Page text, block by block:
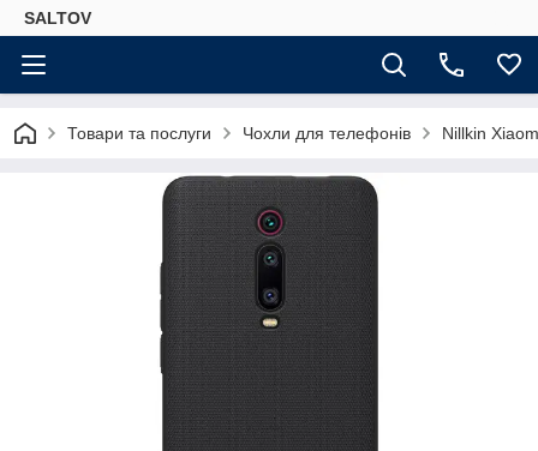
SALTOV
Товари та послуги Чохли для телефонів Nillkin